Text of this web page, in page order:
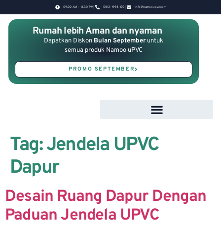
09.00 AM - 16.30 PM 0812-1993-1701 Info@namooupvc.com
Rumah lebih Aman dan nyaman
Dapatkan Diskon Bulan September untuk
semua produk Namoo uPVC
PROMO SEPTEMBER
Tag:Jendela UPVC
Dapur
Desain Ruang Dapur Dengan
Paduan Jendela UPVC